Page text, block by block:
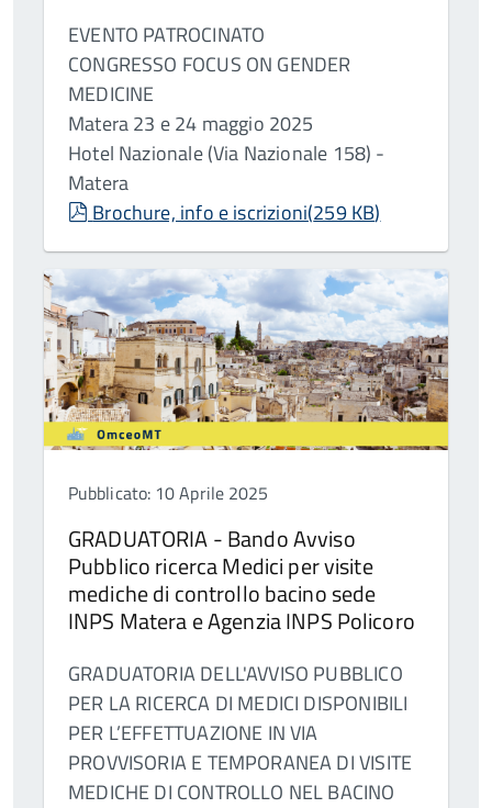
EVENTO PATROCINATO
CONGRESSO FOCUS ON GENDER
MEDICINE
Matera 23 e 24 maggio 2025
Hotel Nazionale (Via Nazionale 158) -
Matera
pdf
Brochure, info e iscrizioni(259 KB)
Pubblicato: 10 Aprile 2025
GRADUATORIA - Bando Avviso
Pubblico ricerca Medici per visite
mediche di controllo bacino sede
INPS Matera e Agenzia INPS Policoro
GRADUATORIA DELL'AVVISO PUBBLICO
PER LA RICERCA DI MEDICI DISPONIBILI
PER L’EFFETTUAZIONE IN VIA
PROVVISORIA E TEMPORANEA DI VISITE
MEDICHE DI CONTROLLO NEL BACINO